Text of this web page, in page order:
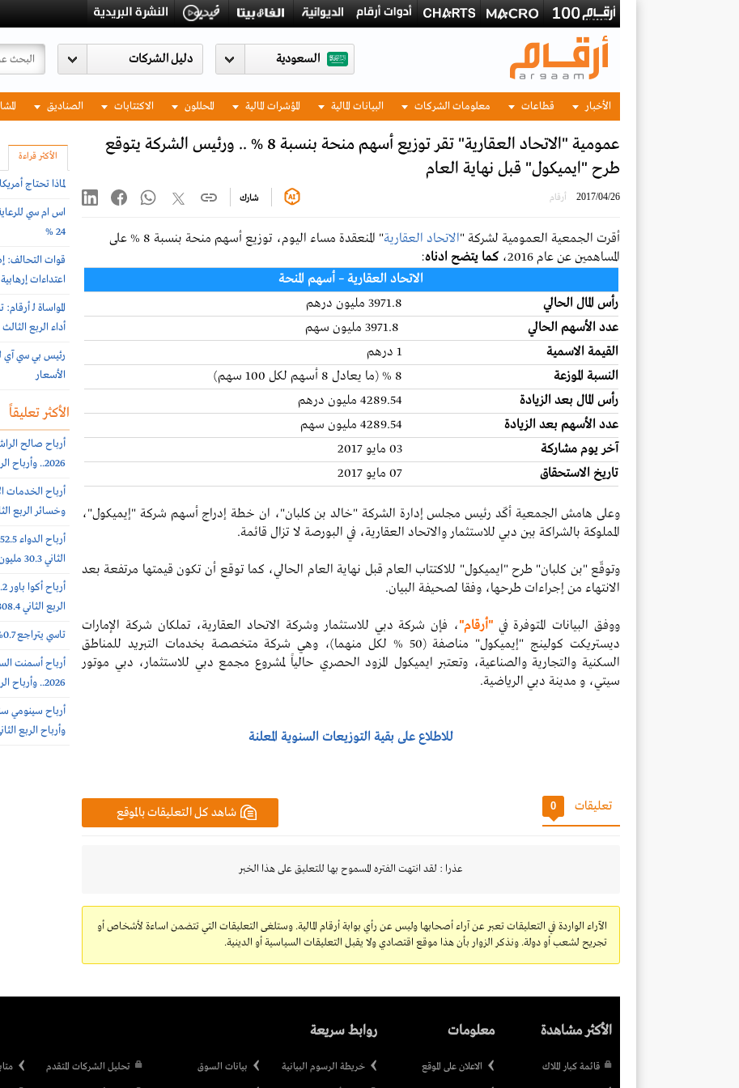
السعودية
الأخبار قطاعات معلومات الشركات البيانات المالية المؤشرات المالية المحللون الاكتتابات الصناديق
عمومية "الاتحاد العقارية" تقر توزيع أسهم منحة بنسبة 8 % .. ورئيس الشركة يتوقع
طرح "ايميكول" قبل نهاية العام
2017/04/26 أرقام شارك
أقرت الجمعية العمومية لشركة "الاتحاد العقارية
" المنعقدة مساء اليوم، توزيع أسهم منحة بنسبة 8 % على
المساهمين عن عام 2016،
كما يتضح ادناه:
الاتحاد العقارية – أسهم المنحة
رأس المال الحالي
3971.8 مليون درهم
عدد الأسهم الحالي
القيمة الاسمية
1 درهم
النسبة الموزعة
8 % (ما يعادل 8 أسهم لكل 100 سهم)
رأس المال بعد الزيادة
4289.54 مليون درهم
عدد الأسهم بعد الزيادة
4289.54 مليون سهم
آخر يوم مشاركة
03 مايو 2017
تاريخ الاستحقاق
07 مايو 2017
وعلى هامش الجمعية أكّد رئيس مجلس إدارة الشركة "خالد بن كلبان"، ان خطة إدراج أسهم شركة "إيميكول"،
المملوكة بالشراكة بين دبي للاستثمار والاتحاد العقارية، في البورصة لا تزال قائمة.
وتوقّع "بن كلبان" طرح "ايميكول" للاكتتاب العام قبل نهاية العام الحالي، كما توقع أن تكون قيمتها مرتفعة بعد
الانتهاء من إجراءات طرحها، وفقا لصحيفة البيان.
ووفق البيانات المتوفرة في"أرقام"، فإن شركة دبي للاستثمار وشركة الاتحاد العقارية، تملكان شركة الإمارات
ديستريكت كولينج "إيميكول" مناصفة (50 % لكل منهما)، وهي شركة متخصصة بخدمات التبريد للمناطق
السكنية والتجارية والصناعية، وتعتبر ايميكول المزود الحصري حالياً لمشروع مجمع دبي للاستثمار، دبي موتور
سيتي، و مدينة دبي الرياضية.
للاطلاع على بقية التوزيعات السنوية المعلنة
شاهد كل التعليقات بالموقع تعليقات 0
عذرا : لقد انتهت الفتره المسموح بها للتعليق على هذا الخبر
الآراء الواردة في التعليقات تعبر عن آراء أصحابها وليس عن رأي بوابة أرقام المالية. وستلغى التعليقات التي تتضمن اساءة لأشخاص أو
تجريح لشعب أو دولة. ونذكر الزوار بأن هذا موقع اقتصادي ولا يقبل التعليقات السياسية أو الدينية.
الأكثر قراءة
لماذا تحتاج
اس ام سي
24 %
اعتداءات
المواساة لـ
أداء الربع الثالث
رئيس بي سي آي
الأسعار
الأكثر تعليقاً
2026.. وأرباح الربع الثانى 6.4 مليون ريال (-64%)
وخسائر الربع الثاني 56.6
الثاني 30.3 مليون ريال (-65%)
الربع الثاني 308.4 مليون ريال
تاسي يتراجع 0.7% عند 10812 نقطة.. بتداولات 5.7 مليار ريال
2026.. وأرباح الربع الثاني 102 مليون ريال (+7%)
وأرباح الربع الثاني 385.7 مليون
الأكثر مشاهدة
قائمة كبار الملاك
معلومات
الاعلان على الموقع
روابط سريعة
خريطة الرسوم البيانية بيانات السوق تحليل الشركات المتقدم